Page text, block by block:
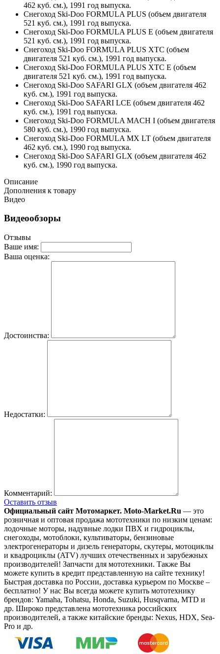
462 куб. см.), 1991 год выпуска.
Снегоход Ski-Doo FORMULA PLUS (объем двигателя
521 куб. см.), 1991 год выпуска.
Снегоход Ski-Doo FORMULA PLUS E (объем двигателя
521 куб. см.), 1991 год выпуска.
Снегоход Ski-Doo FORMULA PLUS XTC (объем
двигателя 521 куб. см.), 1991 год выпуска.
Снегоход Ski-Doo FORMULA PLUS XTC E (объем
двигателя 521 куб. см.), 1991 год выпуска.
Снегоход Ski-Doo SAFARI GLX (объем двигателя 462
куб. см.), 1991 год выпуска.
Снегоход Ski-Doo SAFARI LCE (объем двигателя 462
куб. см.), 1991 год выпуска.
Снегоход Ski-Doo FORMULA MACH I (объем двигателя
580 куб. см.), 1990 год выпуска.
Снегоход Ski-Doo FORMULA MX LT (объем двигателя
462 куб. см.), 1990 год выпуска.
Снегоход Ski-Doo SAFARI GLX (объем двигателя 462
куб. см.), 1990 год выпуска.
Описание
Дополнения к товару
Видео
Видеообзоры
Отзывы
Ваше имя:
Ваша оценка:
Достоинства:
Недостатки:
Комментарий:
Оставить отзыв
Официальный сайт Мотомаркет. Moto-Market.Ru — это
розничная и оптовая продажа мототехники по низким ценам:
лодочные моторы, надувные лодки ПВХ и гидроциклы,
снегоходы, мотоблоки, культиваторы, бензиновые
электрогенераторы и дизель генераторы, скутеры, мотоциклы
и квадроциклы (ATV) лучших отечественных и зарубежных
производителей! Запчасти для мототехники. Также Вы
можете купить в кредит представленную на сайте технику!
Быстрая доставка по России, доставка курьером по Москве –
бесплатно! У нас Вы всегда можете купить мототехнику
брендов: Yamaha, Tohatsu, Honda, Suzuki, Husqvarna, MTD и
др. Широко представлена мототехника российских
производителей, а также китайские бренды: Nexus, HDX, Sea-
Pro и др.